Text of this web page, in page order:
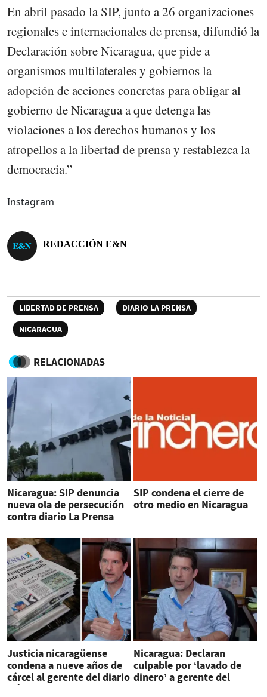
En abril pasado la SIP, junto a 26 organizaciones
regionales e internacionales de prensa, difundió la
Declaración sobre Nicaragua, que pide a
organismos multilaterales y gobiernos la
adopción de acciones concretas para obligar al
gobierno de Nicaragua a que detenga las
violaciones a los derechos humanos y los
atropellos a la libertad de prensa y restablezca la
democracia.”
Instagram
REDACCIÓN E&N
LIBERTAD DE PRENSA
DIARIO LA PRENSA
NICARAGUA
RELACIONADAS
Nicaragua: SIP denuncia
nueva ola de persecución
contra diario La Prensa
SIP condena el cierre de
otro medio en Nicaragua
Justicia nicaragüense
condena a nueve años de
cárcel al gerente del diario
crítico de Daniel Ortega
Nicaragua: Declaran
culpable por ‘lavado de
dinero’ a gerente del